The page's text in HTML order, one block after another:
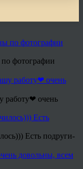
по фотографии
работу❤ очень
Есть подруги-